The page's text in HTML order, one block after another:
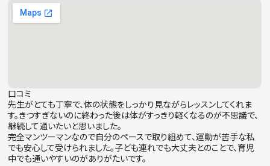
口コミ
先生がとても丁寧で、体の状態をしっかり見ながらレッスンしてくれま
す。きつすぎないのに終わった後は体がすっきり軽くなるのが不思議で、
継続して通いたいと思いました。
完全マンツーマンなので自分のペースで取り組めて、運動が苦手な私
でも安心して受けられました。子ども連れでも大丈夫とのことで、育児
中でも通いやすいのがありがたいです。